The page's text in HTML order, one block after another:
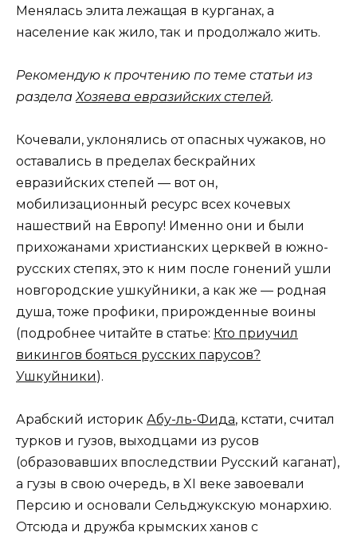
Менялась элита лежащая в курганах, а
население как жило, так и продолжало жить.
Рекомендую к прочтению по теме статьи из
разделаХозяева евразийских степей.
Кочевали, уклонялись от опасных чужаков, но
оставались в пределах бескрайних
евразийских степей — вот он,
мобилизационный ресурс всех кочевых
нашествий на Европу! Именно они и были
прихожанами христианских церквей в южно-
русских степях, это к ним после гонений ушли
новгородские ушкуйники, а как же — родная
душа, тоже профики, прирожденные воины
(подробнее читайте в статье: Кто приучил
викингов бояться русских парусов?
Ушкуйники).
Арабский историк Абу-ль-Фида, кстати, считал
турков и гузов, выходцами из русов
(образовавших впоследствии Русский каганат),
а гузы в свою очередь, в XI веке завоевали
Персию и основали Сельджукскую монархию.
Отсюда и дружба крымских ханов с